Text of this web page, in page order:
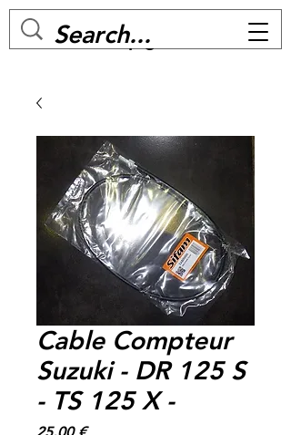
MC BIKE Perpignan
Cable Compteur
Suzuki - DR 125 S
- TS 125 X -
25,00 €Prix